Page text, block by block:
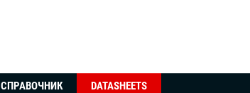
СПРАВОЧНИК DATASHEETS